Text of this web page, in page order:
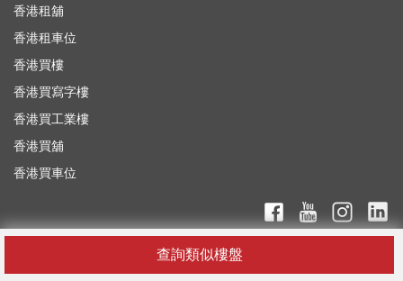
查詢類似樓盤
香港租舖
香港租車位
香港買樓
香港買寫字樓
香港買工業樓
香港買舖
香港買車位